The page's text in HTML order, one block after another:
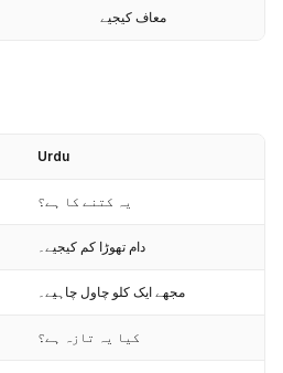
معاف کیجیے
Urdu
یہ کتنے کا ہے؟
دام تھوڑا کم کیجیے۔
مجھے ایک کلو چاول چاہیے۔
کیا یہ تازہ ہے؟